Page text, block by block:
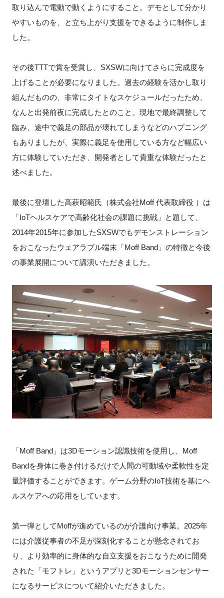
取り込んで電動で動くようにすること。デモとして分かり
やすいものを、と立ち上がり支援をできるように制作しま
した。
その後TTTで賞を受賞し、SXSWに向けてさらに完成度を
上げることが必要になりました。過去の経験を活かし取り
組んだものの、非常にタイトなスケジュールだったため、
なんと出発前夜に完成したとのこと。現地で最終調整して
臨み、途中で義足の部品が壊れてしまうなどのハプニング
もありましたが、実際に義足を使用している方など幅広い
方に体験していただき、開発者として貴重な体験だったと
述べました。
最後に登壇した高萩昭範氏（株式会社Moff 代表取締役 ）は
「IoTヘルスケアで高齢化社会の課題に挑戦」と題して、
2014年2015年に参加したSXSWでもデモンストレーション
をおこなったウェアラブル端末「Moff Band」の特徴と今後
の事業展開について講演いただきました。
「Moff Band」は3Dモーション認識技術を使用し、Moff
Bandを身体に巻き付けるだけで人間の可動域や柔軟性を定
量評価することができます。ゲーム分野のIoT技術を基にヘ
ルスケアへの応用をしています。
第一弾としてMoffが進めているのが介護向け事業。2025年
には介護従事者の不足が深刻化することが懸念されてお
り、より効率的に身体的な自立支援をおこなうために開発
された「モフトレ」というアプリと3Dモーションセンサー
になるサービスについて紹介いただきました。